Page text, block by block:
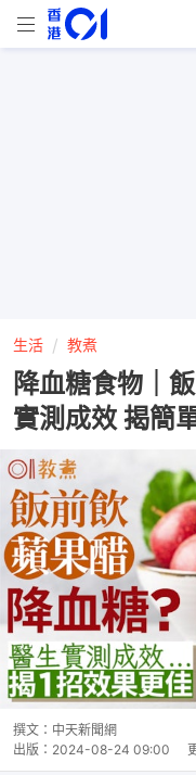
生活 教煮
降血糖食物｜
實測成效 揭簡
撰文： 中天新聞網
出版： 2024-08-24 09:00